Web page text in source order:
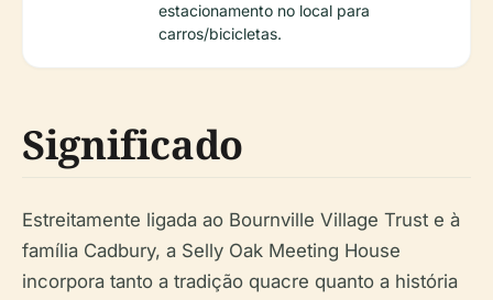
estacionamento no local para
carros/bicicletas.
Significado
Estreitamente ligada ao Bournville Village Trust e à
família Cadbury, a Selly Oak Meeting House
incorpora tanto a tradição quacre quanto a história